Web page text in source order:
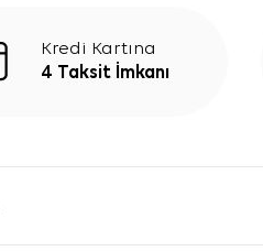
Kredi Kartına
4 Taksit İmkanı